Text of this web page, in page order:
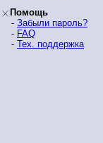
Помощь
- Забыли пароль?
- FAQ
- Тех. поддержка